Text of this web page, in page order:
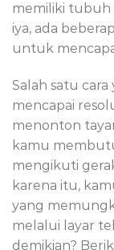
memiliki tubuh
iya, ada
untuk
Salah satu
mencapai
menonton
kamu
mengikuti
karena itu,
yang
melalui layar
demikian?